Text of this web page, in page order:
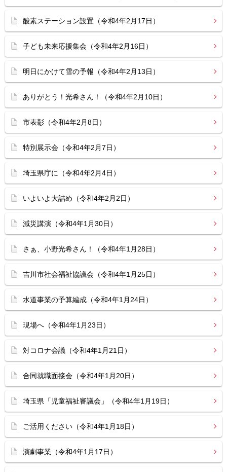
酸素ステーション設置（令和4年2月17日）
子ども未来応援集会（令和4年2月16日）
明日にかけて雪の予報（令和4年2月13日）
ありがとう！光希さん！（令和4年2月10日）
市表彰（令和4年2月8日）
特別展示会（令和4年2月7日）
埼玉県庁に（令和4年2月4日）
いよいよ大詰め（令和4年2月2日）
減災講演（令和4年1月30日）
さぁ、小野光希さん！（令和4年1月28日）
吉川市社会福祉協議会（令和4年1月25日）
水道事業の予算編成（令和4年1月24日）
現場へ（令和4年1月23日）
対コロナ会議（令和4年1月21日）
合同就職面接会（令和4年1月20日）
埼玉県「児童福祉審議会」（令和4年1月19日）
ご活用ください（令和4年1月18日）
演劇事業（令和4年1月17日）